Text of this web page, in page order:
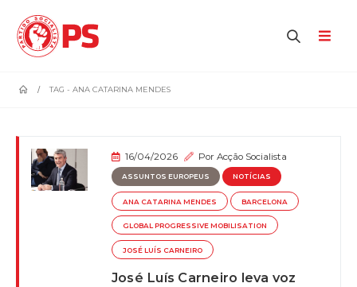
TAG - ANA CATARINA MENDES
16/04/2026 PorAcção Socialista
ASSUNTOS EUROPEUS NOTÍCIAS
ANA CATARINA MENDES BARCELONA
GLOBAL PROGRESSIVE MOBILISATION
JOSÉ LUÍS CARNEIRO
José Luís Carneiro leva voz